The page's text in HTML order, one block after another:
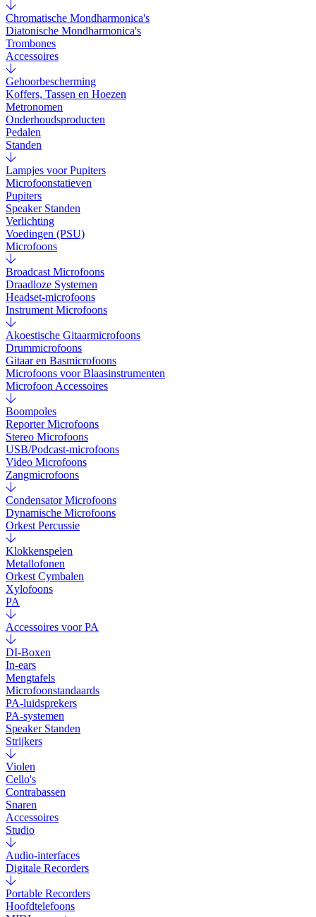
Chromatische Mondharmonica's
Diatonische Mondharmonica's
Trombones
Accessoires
Gehoorbescherming
Koffers, Tassen en Hoezen
Metronomen
Onderhoudsproducten
Pedalen
Standen
Lampjes voor Pupiters
Microfoonstatieven
Pupiters
Speaker Standen
Verlichting
Voedingen (PSU)
Microfoons
Broadcast Microfoons
Draadloze Systemen
Headset-microfoons
Instrument Microfoons
Akoestische Gitaarmicrofoons
Drummicrofoons
Gitaar en Basmicrofoons
Microfoons voor Blaasinstrumenten
Microfoon Accessoires
Boompoles
Reporter Microfoons
Stereo Microfoons
USB/Podcast-microfoons
Video Microfoons
Zangmicrofoons
Condensator Microfoons
Dynamische Microfoons
Orkest Percussie
Klokkenspelen
Metallofonen
Orkest Cymbalen
Xylofoons
PA
Accessoires voor PA
DI-Boxen
In-ears
Mengtafels
Microfoonstandaards
PA-luidsprekers
PA-systemen
Speaker Standen
Strijkers
Violen
Cello's
Contrabassen
Snaren
Accessoires
Studio
Audio-interfaces
Digitale Recorders
Portable Recorders
Hoofdtelefoons